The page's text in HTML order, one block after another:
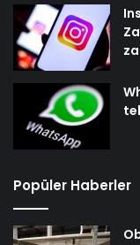
Popüler Haberler